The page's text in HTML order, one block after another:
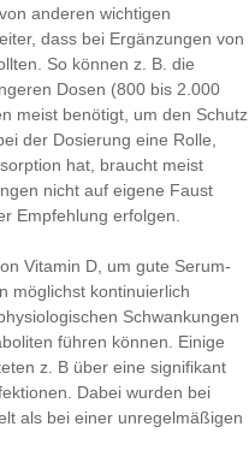
anderen wichtigen
dass bei Ergänzungen von
So können z. B. die
Dosen (800 bis 2.000
meist benötigt, um den Schutz
der Dosierung eine Rolle,
hat, braucht meist
nicht auf eigene Faust
Empfehlung erfolgen.
Vitamin D, um gute Serum-
möglichst kontinuierlich
Schwankungen
führen können. Einige
z. B über eine signifikant
Dabei wurden bei
als bei einer unregelmäßigen